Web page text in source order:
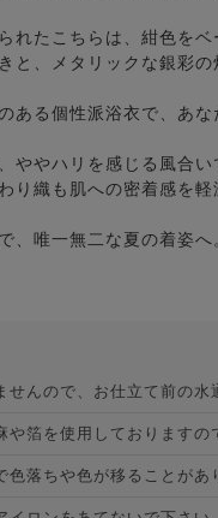
れたこちらは、紺色を
と、メタリックな銀彩
ある個性派浴衣で、あ
ややハリを感じる風合
り織も肌への密着感を軽
、唯一無二な夏の着姿
せんので、お仕立て前の水
や箔を使用しております
色落ちや色が移ることがあ